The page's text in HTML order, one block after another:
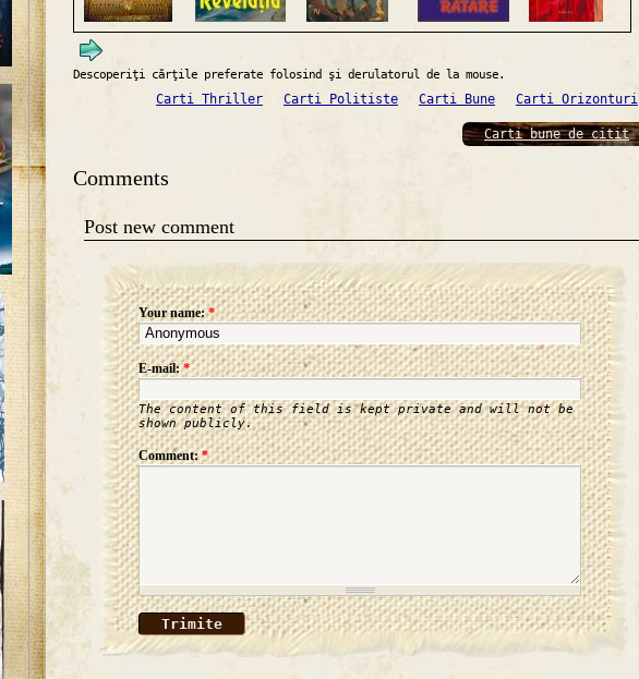
Descoperiţi cărţile preferate folosind şi derulatorul de la mouse.
Carti Thriller Carti Politiste Carti Bune Carti Orizonturi
Carti bune de citit
Comments
Post new comment
Your name:*
E-mail:*
The content of this field is kept private and will not be
shown publicly.
Comment:*